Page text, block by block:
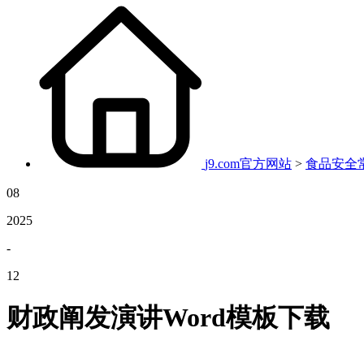
j9.com官方网站 > 食品安全
08
2025
-
12
财政阐发演讲Word模板下载